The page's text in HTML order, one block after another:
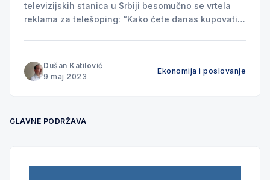
televizijskih stanica u Srbiji besomučno se vrtela
reklama za telešoping: “Kako ćete danas kupovati?
ćemo sve češće kupovati van prodavnica, gde je
Dušan Katilović
9 maj 2023
Ekonomija i poslovanje
GLAVNE PODRŽAVA